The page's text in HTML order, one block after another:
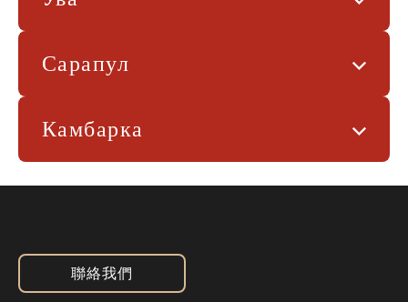
Сарапул
Камбарка
聯絡我們